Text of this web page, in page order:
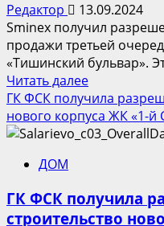
Редактор
13.09.2024
Sminex получил
продажи третьей
«Тишинский бульвар».
Читать далееПрочитать
больше
о
Дом
из
ГК ФСК получила
нового корпуса ЖК «1-й
ДОМ
ГК ФСК получила
строительство